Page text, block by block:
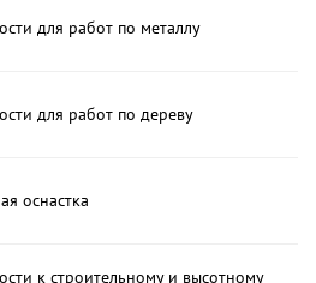
для работ по металлу
для работ по дереву
оснастка
к строительному и высотному